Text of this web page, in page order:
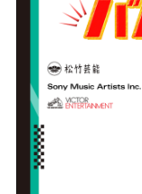
タ
ュ
ー